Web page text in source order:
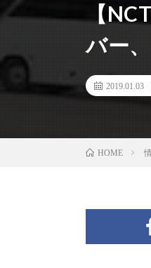
【
バー
2019.01.03
HOME